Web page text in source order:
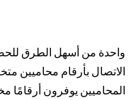
واحدة من أسهل الطرق
الاتصال بأرقام محاميين
المحاميين يوفرون أرقامًا